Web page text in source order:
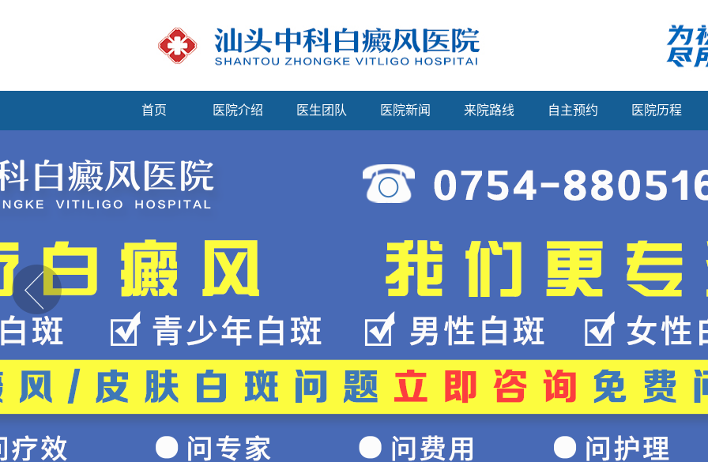
首页 医院介绍 医生团队 医院新闻 来院路线 自主预约 医院历程